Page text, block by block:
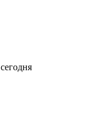
сегодня